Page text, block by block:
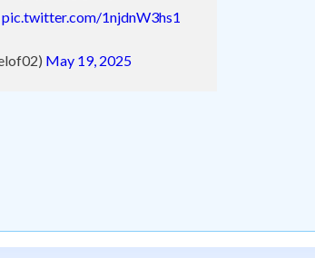
pic.twitter.com/1njdnW3hs1
May 19, 2025